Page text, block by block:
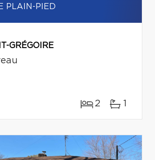
PLAIN-PIED
GRÉGOIRE
2 1